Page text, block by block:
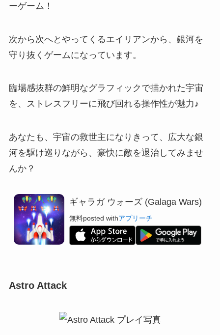
ーゲーム！
次から次へとやってくるエイリアンから、銀河を
守り抜くゲームになっています。
臨場感抜群の鮮明なグラフィックで描かれた宇宙
を、 ストレスフリーに飛び回れる操作性が魅力♪
あなたも、宇宙の救世主になりきって、広大な銀
河を駆け巡りながら、豪快に敵を退治してみませ
んか？
ギャラガ ウォーズ (Galaga Wars)
無料posted withアプリーチ
Astro Attack